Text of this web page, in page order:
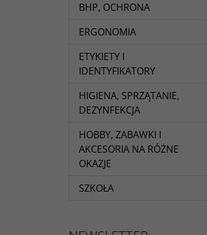
BHP, OCHRONA
ERGONOMIA
ETYKIETY I
IDENTYFIKATORY
HIGIENA, SPRZĄTANIE,
DEZYNFEKCJA
HOBBY, ZABAWKI I
AKCESORIA NA RÓŻNE
OKAZJE
SZKOŁA